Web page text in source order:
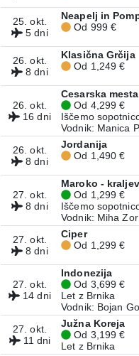
25. okt.
5 dni
Neapelj in
Od 999 €
26. okt.
8 dni
Klasična Grčija
Od 1,249 €
26. okt.
16 dni
Cesarska
Od 4,299 €
Iščemo
Vodnik: Manica
26. okt.
8 dni
Jordanija
Od 1,490 €
27. okt.
8 dni
Maroko -
Od 1,299 €
Iščemo
Vodnik: Miha Zor
27. okt.
8 dni
Ciper
Od 1,299 €
27. okt.
14 dni
Indonezija
Od 3,699 €
Let z Brnika
Vodnik: Bojan
27. okt.
11 dni
Južna Koreja
Od 3,199 €
Let z Brnika